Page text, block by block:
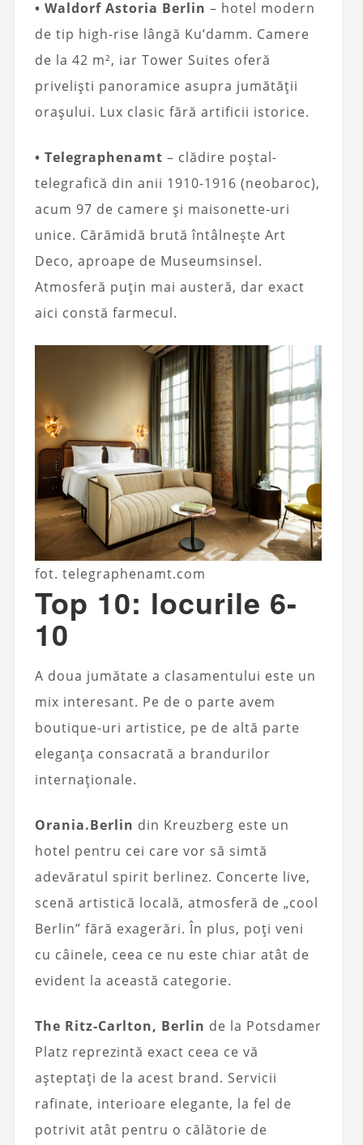
• Waldorf Astoria Berlin – hotel modern
de tip high-rise lângă Ku’damm. Camere
de la 42 m², iar Tower Suites oferă
priveliști panoramice asupra jumătății
orașului. Lux clasic fără artificii istorice.
• Telegraphenamt – clădire poștal-
telegrafică din anii 1910-1916 (neobaroc),
acum 97 de camere și maisonette-uri
unice. Cărămidă brută întâlnește Art
Deco, aproape de Museumsinsel.
Atmosferă puțin mai austeră, dar exact
aici constă farmecul.
fot. telegraphenamt.com
Top 10: locurile 6-
10
A doua jumătate a clasamentului este un
mix interesant. Pe de o parte avem
boutique-uri artistice, pe de altă parte
eleganța consacrată a brandurilor
internaționale.
Orania.Berlin din Kreuzberg este un
hotel pentru cei care vor să simtă
adevăratul spirit berlinez. Concerte live,
scenă artistică locală, atmosferă de „cool
Berlin” fără exagerări. În plus, poți veni
cu câinele, ceea ce nu este chiar atât de
evident la această categorie.
The Ritz-Carlton, Berlin de la Potsdamer
Platz reprezintă exact ceea ce vă
așteptați de la acest brand. Servicii
rafinate, interioare elegante, la fel de
potrivit atât pentru o călătorie de